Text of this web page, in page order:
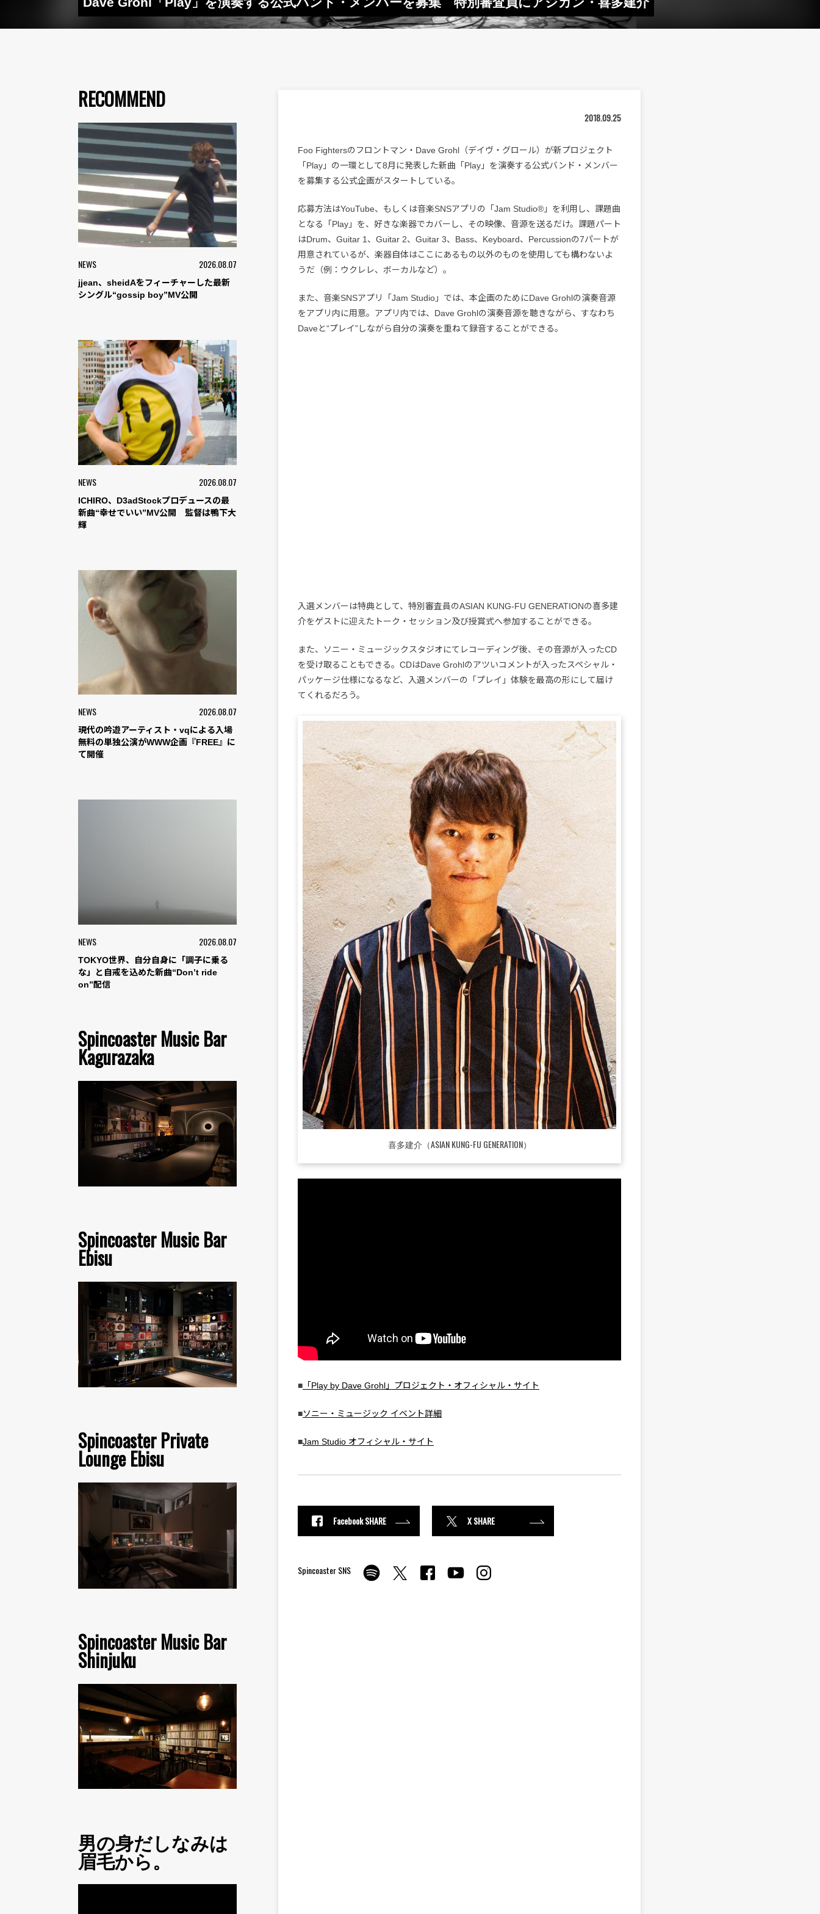
RECOMMEND
NEWS 2026.08.07
jjean、sheidAをフィーチャーした最新
シングル“gossip boy”MV公開
NEWS 2026.08.07
ICHIRO、D3adStockプロデュースの最
新曲“幸せでいい”MV公開 監督は鴨下大
輝
NEWS 2026.08.07
現代の吟遊アーティスト・vqによる入場
無料の単独公演がWWW企画『FREE』に
て開催
NEWS 2026.08.07
TOKYO世界、自分自身に「調子に乗る
な」と自戒を込めた新曲“Don’t ride
on”配信
Spincoaster Music Bar
Kagurazaka
Spincoaster Music Bar
Ebisu
Spincoaster Private
Lounge Ebisu
Spincoaster Music Bar
Shinjuku
男の身だしなみは
眉毛から。
2018.09.25
Foo Fightersのフロントマン・Dave Grohl（デイヴ・グロール）が新プロジェクト
「Play」の一環として8月に発表した新曲「Play」を演奏する公式バンド・メンバー
を募集する公式企画がスタートしている。
応募方法はYouTube、もしくは音楽SNSアプリの「Jam Studio®」を利用し、課題曲
となる「Play」を、好きな楽器でカバーし、その映像、音源を送るだけ。課題パート
はDrum、Guitar 1、Guitar 2、Guitar 3、Bass、Keyboard、Percussionの7パートが
用意されているが、楽器自体はここにあるもの以外のものを使用しても構わないよ
うだ（例：ウクレレ、ボーカルなど）。
また、音楽SNSアプリ「Jam Studio」では、本企画のためにDave Grohlの演奏音源
をアプリ内に用意。アプリ内では、Dave Grohlの演奏音源を聴きながら、すなわち
Daveと“プレイ”しながら自分の演奏を重ねて録音することができる。
入選メンバーは特典として、特別審査員のASIAN KUNG-FU GENERATIONの喜多建
介をゲストに迎えたトーク・セッション及び授賞式へ参加することができる。
また、ソニー・ミュージックスタジオにてレコーディング後、その音源が入ったCD
を受け取ることもできる。CDはDave Grohlのアツいコメントが入ったスペシャル・
パッケージ仕様になるなど、入選メンバーの「プレイ」体験を最高の形にして届け
てくれるだろう。
喜多建介（ASIAN KUNG-FU GENERATION）
■ 「Play by Dave Grohl」プロジェクト・オフィシャル・サイト
■ソニー・ミュージック イベント詳細
■Jam Studio オフィシャル・サイト
Facebook SHARE X SHARE
Spincoaster SNS